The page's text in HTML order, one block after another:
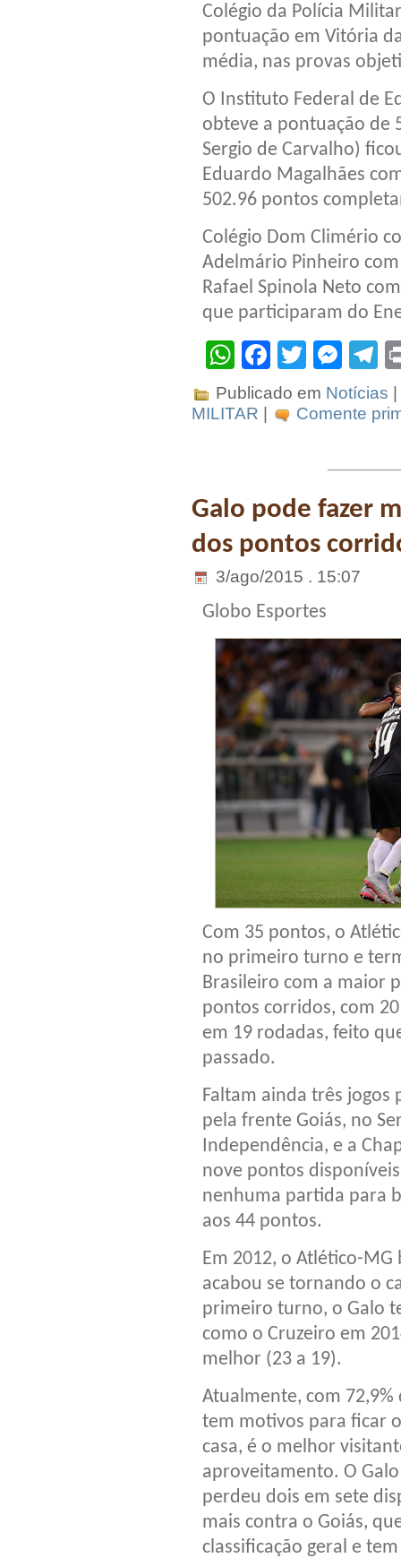
Colégio da Polícia
pontuação em Vitória
média, nas provas
O Instituto Federal de
obteve a pontuação de
Sergio de Carvalho)
Eduardo Magalhães
502.96 pontos
Colégio Dom Climério
Adelmário Pinheiro
Rafael Spinola Neto
que participaram do
WhatsApp
Facebook
Twitter
Publicado em Notícias
MILITAR | Comente
Galo pode fazer
dos pontos
3/ago/2015 . 15:07
Globo Esportes
Com 35 pontos, o
no primeiro turno e
Brasileiro com a maior
pontos corridos, com
em 19 rodadas, feito
passado.
Faltam ainda três
pela frente Goiás, no
Independência, e a
nove pontos
nenhuma partida para
aos 44 pontos.
Em 2012, o Atlético-
acabou se tornando o
primeiro turno, o Galo
como o Cruzeiro em
melhor (23 a 19).
Atualmente, com
tem motivos para ficar
casa, é o melhor
aproveitamento. O
perdeu dois em sete
mais contra o Goiás,
classificação geral e